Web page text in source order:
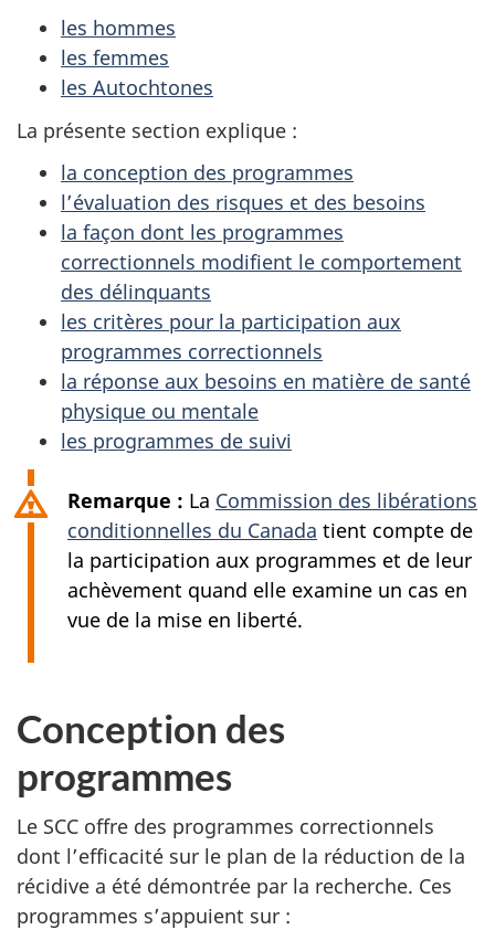
les hommes
les femmes
les Autochtones
La présente section explique :
la conception des programmes
l’évaluation des risques et des besoins
la façon dont les programmes
correctionnels modifient le comportement
des délinquants
les critères pour la participation aux
programmes correctionnels
la réponse aux besoins en matière de santé
physique ou mentale
les programmes de suivi
Remarque : La Commission des libérations
conditionnelles du Canada tient compte de
la participation aux programmes et de leur
achèvement quand elle examine un cas en
vue de la mise en liberté.
Conception des
programmes
Le SCC offre des programmes correctionnels
dont l’efficacité sur le plan de la réduction de la
récidive a été démontrée par la recherche. Ces
programmes s’appuient sur :